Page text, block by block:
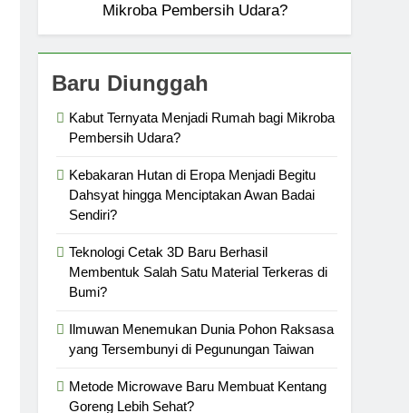
Mikroba Pembersih Udara?
Baru Diunggah
Kabut Ternyata Menjadi Rumah bagi Mikroba
Pembersih Udara?
Kebakaran Hutan di Eropa Menjadi Begitu
Dahsyat hingga Menciptakan Awan Badai
Sendiri?
Teknologi Cetak 3D Baru Berhasil
Membentuk Salah Satu Material Terkeras di
Bumi?
Ilmuwan Menemukan Dunia Pohon Raksasa
yang Tersembunyi di Pegunungan Taiwan
Metode Microwave Baru Membuat Kentang
Goreng Lebih Sehat?